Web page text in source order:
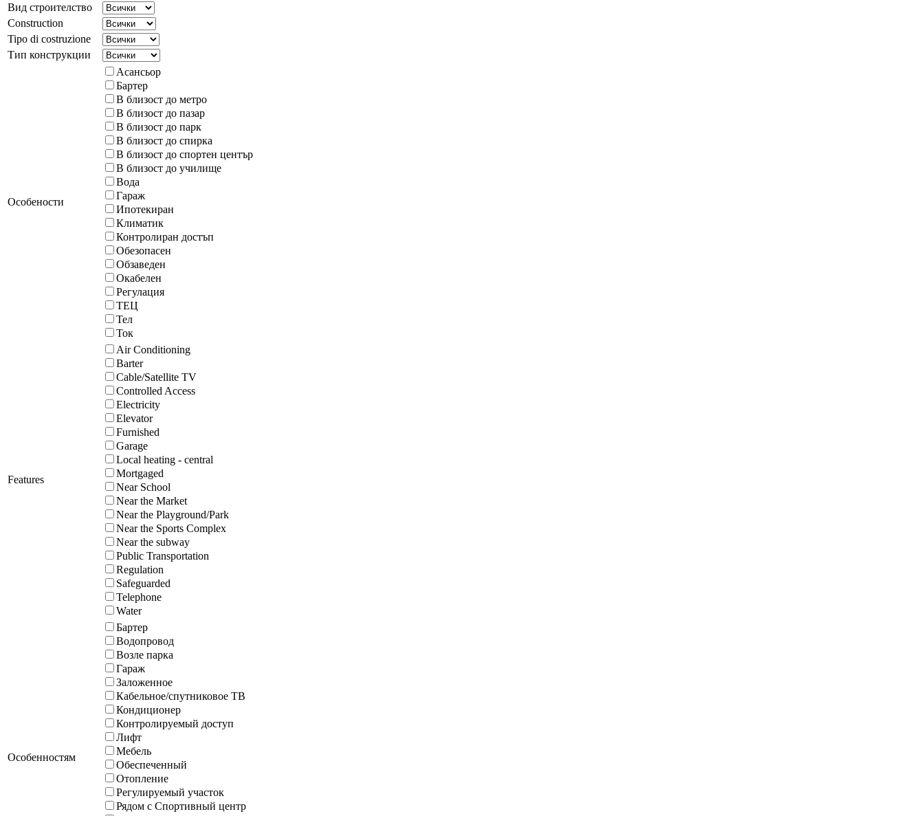
Вид строителство
Construction
Tipo di costruzione
Тип конструкции
Особености
Асансьор
Бартер
В близост до метро
В близост до пазар
В близост до парк
В близост до спирка
В близост до спортен център
В близост до училище
Вода
Гараж
Ипотекиран
Климатик
Контролиран достъп
Обезопасен
Обзаведен
Окабелен
Регулация
ТЕЦ
Тел
Ток
Features
Air Conditioning
Barter
Cable/Satellite TV
Controlled Access
Electricity
Elevator
Furnished
Garage
Local heating - central
Mortgaged
Near School
Near the Market
Near the Playground/Park
Near the Sports Complex
Near the subway
Public Transportation
Regulation
Safeguarded
Telephone
Water
Особенностям
Бартер
Водопровод
Возле парка
Гараж
Заложенное
Кабельное/спутниковое ТВ
Кондиционер
Контролируемый доступ
Лифт
Мебель
Обеспеченный
Отопление
Регулируемый участок
Рядом с Спортивный центр